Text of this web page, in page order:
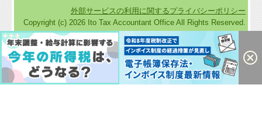
外部サービスの利用に関するプライバシーポリシー
Copyright (c) 2026 Ito Tax Accountant Office All Rights Reserved.